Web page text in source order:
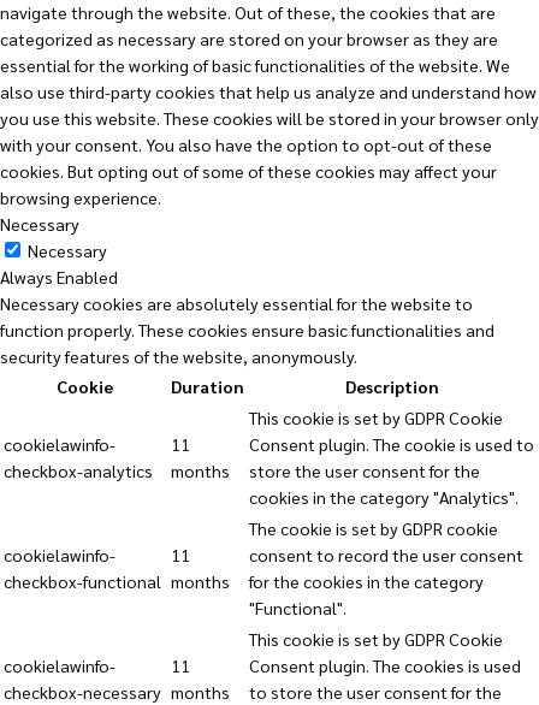
navigate through the website. Out of these, the cookies that are
categorized as necessary are stored on your browser as they are
essential for the working of basic functionalities of the website. We
also use third-party cookies that help us analyze and understand how
you use this website. These cookies will be stored in your browser only
with your consent. You also have the option to opt-out of these
cookies. But opting out of some of these cookies may affect your
browsing experience.
Necessary
Necessary
Always Enabled
Necessary cookies are absolutely essential for the website to
function properly. These cookies ensure basic functionalities and
security features of the website, anonymously.
Cookie
Duration Description
cookielawinfo-
checkbox-analytics
11
months
This cookie is set by GDPR Cookie
Consent plugin. The cookie is used to
store the user consent for the
cookies in the category "Analytics".
cookielawinfo-
checkbox-functional
11
months
The cookie is set by GDPR cookie
consent to record the user consent
for the cookies in the category
"Functional".
cookielawinfo-
checkbox-necessary
11
months
This cookie is set by GDPR Cookie
Consent plugin. The cookies is used
to store the user consent for the